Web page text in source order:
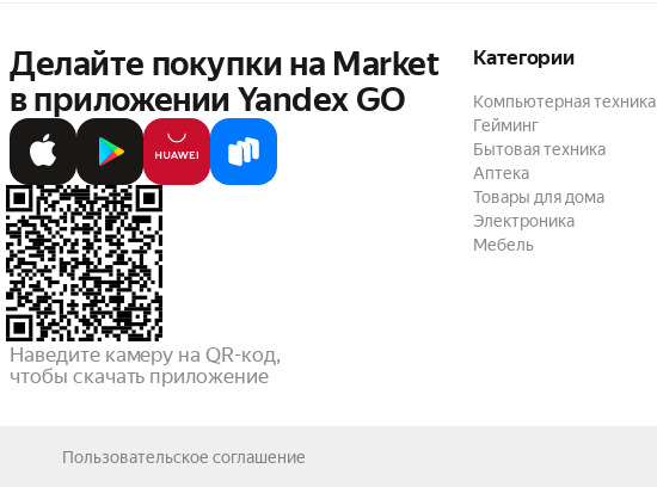
Делайте покупки на Market
в приложении Yandex GO
Наведите камеру на QR-код,
чтобы скачать приложение
Категории
Компьютерная техника
Гейминг
Бытовая техника
Аптека
Товары для дома
Электроника
Мебель
Пользовательское соглашение